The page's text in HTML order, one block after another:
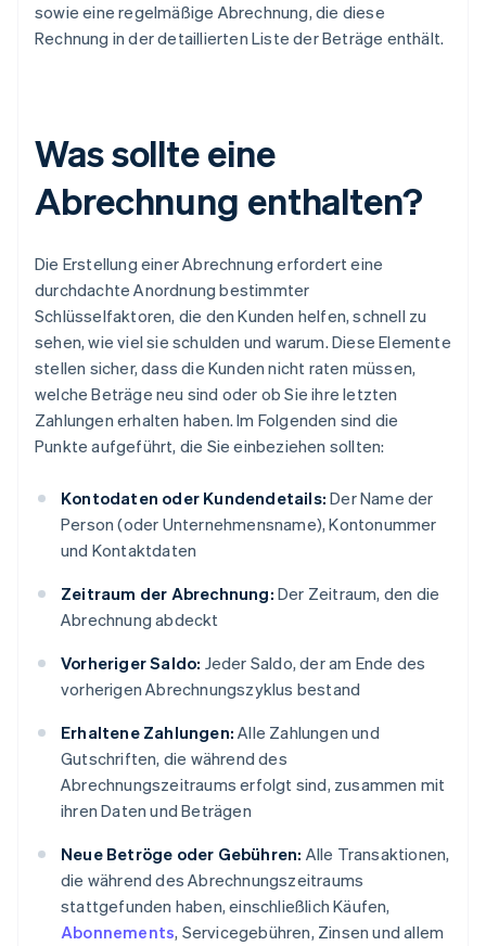
sowie eine regelmäßige Abrechnung, die diese
Rechnung in der detaillierten Liste der Beträge enthält.
Was sollte eine
Abrechnung enthalten?
Die Erstellung einer Abrechnung erfordert eine
durchdachte Anordnung bestimmter
Schlüsselfaktoren, die den Kunden helfen, schnell zu
sehen, wie viel sie schulden und warum. Diese Elemente
stellen sicher, dass die Kunden nicht raten müssen,
welche Beträge neu sind oder ob Sie ihre letzten
Zahlungen erhalten haben. Im Folgenden sind die
Punkte aufgeführt, die Sie einbeziehen sollten:
Kontodaten oder Kundendetails: Der Name der
Person (oder Unternehmensname), Kontonummer
und Kontaktdaten
Zeitraum der Abrechnung: Der Zeitraum, den die
Abrechnung abdeckt
Vorheriger Saldo: Jeder Saldo, der am Ende des
vorherigen Abrechnungszyklus bestand
Erhaltene Zahlungen: Alle Zahlungen und
Gutschriften, die während des
Abrechnungszeitraums erfolgt sind, zusammen mit
ihren Daten und Beträgen
Neue Betröge oder Gebühren: Alle Transaktionen,
die während des Abrechnungszeitraums
stattgefunden haben, einschließlich Käufen,
Abonnements, Servicegebühren, Zinsen und allem